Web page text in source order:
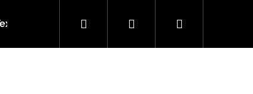
garáž (návody) Kamenné prodejny
Hledat PřihlášeníNákupní